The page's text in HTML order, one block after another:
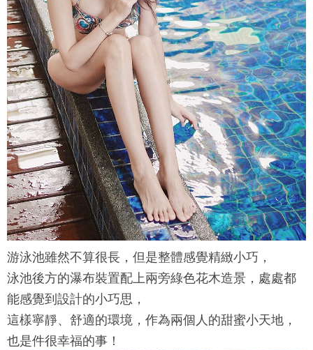
游泳池雖然不算很長，但是整體感覺精緻小巧，
泳池後方的瀑布裝置配上兩旁綠色花木造景，處處都
能感覺到設計的小巧思，
這樣寧靜、舒適的環境，作為兩個人的甜蜜小天地，
也是件很幸福的事！